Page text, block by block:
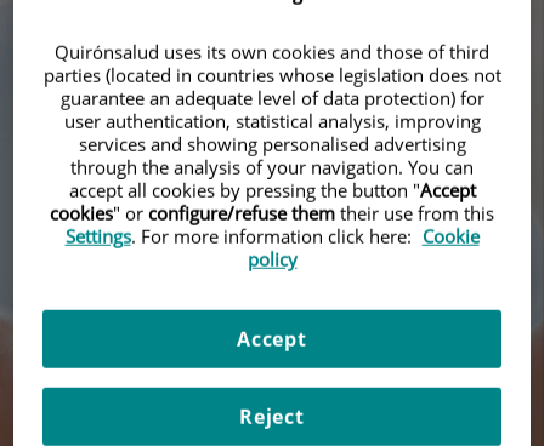
nostres millors especialista
Cercar
Quirónsalud uses its own cookies and those of third
parties (located in countries whose legislation does not
guarantee an adequate level of data protection) for
user authentication, statistical analysis, improving
services and showing personalised advertising
through the analysis of your navigation. You can
accept all cookies by pressing the button "Accept
cookies" or configure/refuse them their use from this
Settings. For more information click here: Cookie
policy
Reject
Accept